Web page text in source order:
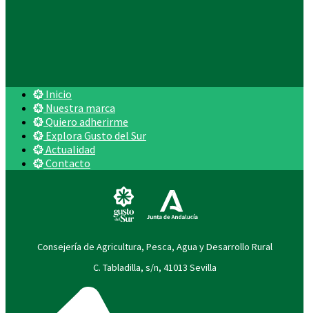
Inicio
Nuestra marca
Quiero adherirme
Explora Gusto del Sur
Actualidad
Contacto
Consejería de Agricultura, Pesca, Agua y Desarrollo Rural
C. Tabladilla, s/n, 41013 Sevilla